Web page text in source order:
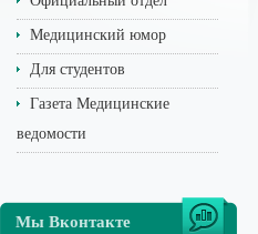
Медицинский юмор
Для студентов
Газета Медицинские
ведомости
Мы Вконтакте